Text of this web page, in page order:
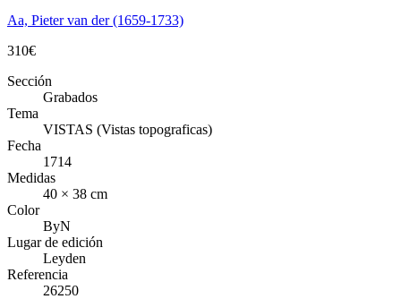
Aa, Pieter van der (1659-1733)
310€
Sección
Grabados
Tema
VISTAS (Vistas topograficas)
Fecha
1714
Medidas
40 × 38 cm
Color
ByN
Lugar de edición
Leyden
Referencia
26250